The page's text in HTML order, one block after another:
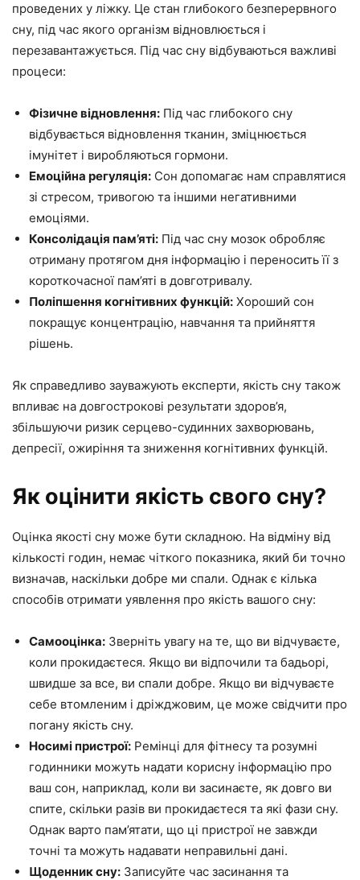
проведених у ліжку. Це стан глибокого безперервного
сну, під час якого організм відновлюється і
перезавантажується. Під час сну відбуваються важливі
процеси:
Фізичне відновлення: Під час глибокого сну
відбувається відновлення тканин, зміцнюється
імунітет і виробляються гормони.
Емоційна регуляція: Сон допомагає нам справлятися
зі стресом, тривогою та іншими негативними
емоціями.
Консолідація пам’яті: Під час сну мозок обробляє
отриману протягом дня інформацію і переносить її з
короткочасної пам’яті в довготривалу.
Поліпшення когнітивних функцій: Хороший сон
покращує концентрацію, навчання та прийняття
рішень.
Як справедливо зауважують експерти, якість сну також
впливає на довгострокові результати здоров’я,
збільшуючи ризик серцево-судинних захворювань,
депресії, ожиріння та зниження когнітивних функцій.
Як оцінити якість свого сну?
Оцінка якості сну може бути складною. На відміну від
кількості годин, немає чіткого показника, який би точно
визначав, наскільки добре ми спали. Однак є кілька
способів отримати уявлення про якість вашого сну:
Самооцінка: Зверніть увагу на те, що ви відчуваєте,
коли прокидаєтеся. Якщо ви відпочили та бадьорі,
швидше за все, ви спали добре. Якщо ви відчуваєте
себе втомленим і дріжджовим, це може свідчити про
погану якість сну.
Носимі пристрої: Ремінці для фітнесу та розумні
годинники можуть надати корисну інформацію про
ваш сон, наприклад, коли ви засинаєте, як довго ви
спите, скільки разів ви прокидаєтеся та які фази сну.
Однак варто пам’ятати, що ці пристрої не завжди
точні та можуть надавати неправильні дані.
Щоденник сну: Записуйте час засинання та